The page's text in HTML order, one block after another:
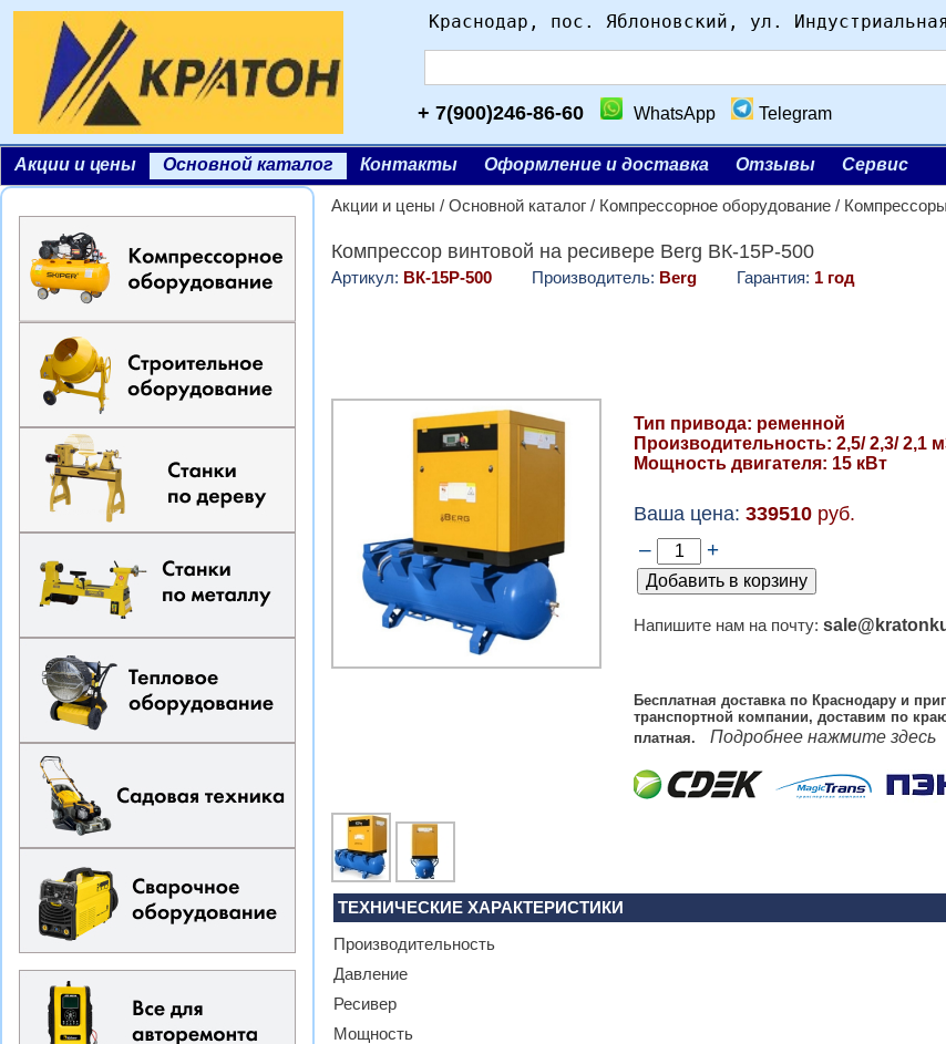
Краснодар, пос. Яблоновский, ул.
+ 7(900)246-86-60 WhatsApp Telegram
Акции и цены Основной каталог Контакты Оформление и доставка Отзывы Сервис
Акции и цены / Основной каталог / Компрессорное оборудование /
Компрессор винтовой на ресивере Berg ВК-15Р-500
Артикул: ВК-15Р-500 Производитель: Berg Гарантия: 1 год
Тип привода: ременной
Производительность: 2,5/ 2,3/ 2,1
Мощность двигателя: 15 кВт
Ваша цена: 339510 руб.
– +
Напишите нам на почту:
Бесплатная доставка по Краснодару и
транспортной компании, доставим по
платная.
Подробнее нажмите здесь
ТЕХНИЧЕСКИЕ ХАРАКТЕРИСТИКИ
Производительность
Давление
Ресивер
Мощность